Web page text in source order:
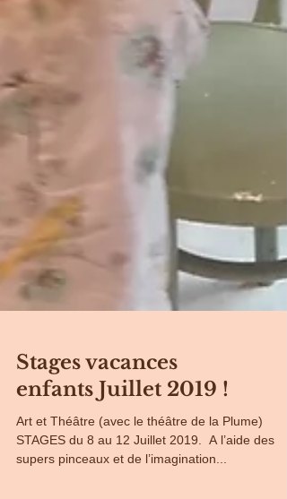
Stages vacances
enfants Juillet 2019 !
Art et Théâtre (avec le théâtre de la Plume) ​ ​